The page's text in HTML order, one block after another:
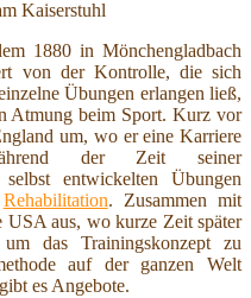
1880 in Mönchengladbach
von der Kontrolle, die sich
Übungen erlangen ließ,
Atmung beim Sport. Kurz vor
um, wo er eine Karriere
der Zeit seiner
entwickelten Übungen
Rehabilitation. Zusammen mit
USA aus, wo kurze Zeit später
das Trainingskonzept zu
auf der ganzen Welt
es Angebote.